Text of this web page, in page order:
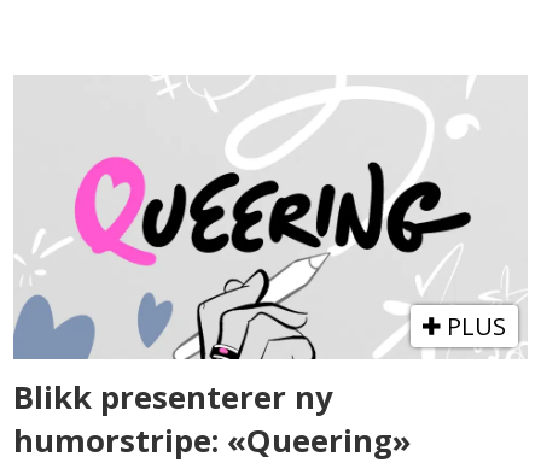
PLUS
Blikk presenterer ny
humorstripe: «Queering»